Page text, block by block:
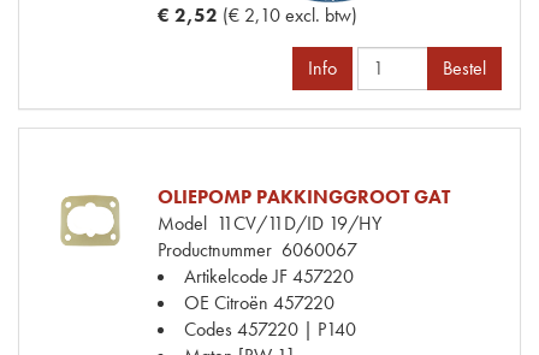
€ 2,52 (€ 2,10 excl. btw)
Info Bestel
OLIEPOMP PAKKINGGROOT GAT
Model 11CV/11D/ID 19/HY
Productnummer 6060067
Artikelcode JF457220
OE Citroën 457220
Codes457220 | P140